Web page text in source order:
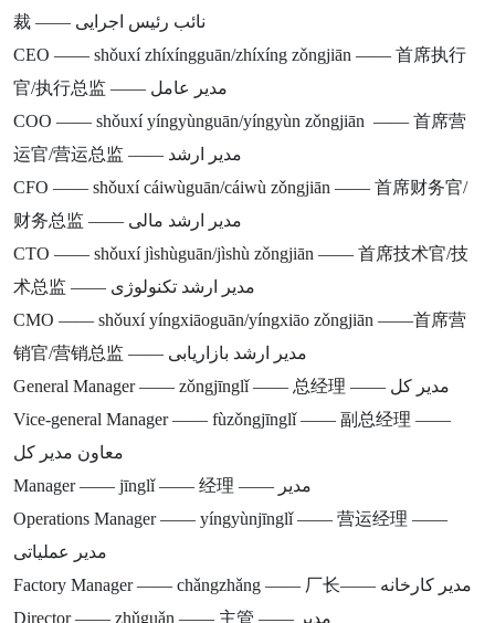
裁 —— نائب رئیس اجرایی
CEO —— shǒuxí zhíxíngguān/zhíxíng zǒngjiān —— 首席执行
官/执行总监 —— مدیر عامل
COO —— shǒuxí yíngyùnguān/yíngyùn zǒngjiān —— 首席营
运官/营运总监 —— مدیر ارشد
CFO —— shǒuxí cáiwùguān/cáiwù zǒngjiān —— 首席财务官/
财务总监 —— مدیر ارشد مالی
CTO —— shǒuxí jìshùguān/jìshù zǒngjiān —— 首席技术官/技
术总监 —— مدیر ارشد تکنولوژی
CMO —— shǒuxí yíngxiāoguān/yíngxiāo zǒngjiān ——首席营
销官/营销总监 —— مدیر ارشد بازاریابی
General Manager —— zǒngjīnglǐ —— 总经理 —— مدیر کل
Vice-general Manager —— fùzǒngjīnglǐ —— 副总经理 ——
معاون مدیر کل
Manager —— jīnglǐ —— 经理 —— مدیر
Operations Manager —— yíngyùnjīnglǐ —— 营运经理 ——
مدیر عملیاتی
Factory Manager —— chǎngzhǎng —— 厂长—— مدیر کارخانه
Director —— zhǔguǎn —— 主管 —— مدیر